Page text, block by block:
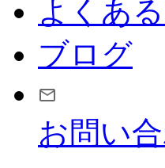
よくあ
ブログ
お問い